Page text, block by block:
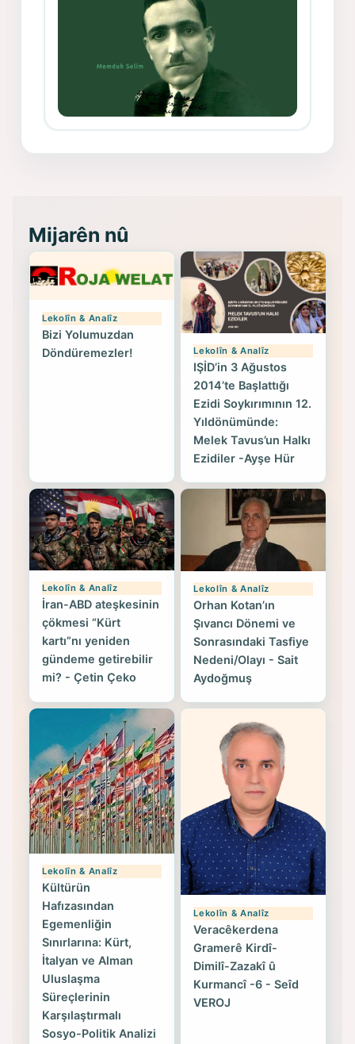
(Hoybun)’un Kuruluş Çalışmaları- 8
Mijarên nû
Lekolîn & Analîz
Bizi Yolumuzdan
Döndüremezler!
Lekolîn & Analîz
IŞİD’in 3 Ağustos
2014’te Başlattığı
Ezidi Soykırımının 12.
Yıldönümünde:
Melek Tavus’un Halkı
Ezidiler -Ayşe Hür
Lekolîn & Analîz
İran-ABD ateşkesinin
çökmesi “Kürt
kartı”nı yeniden
gündeme getirebilir
mi? - Çetin Çeko
Lekolîn & Analîz
Orhan Kotan’ın
Şıvancı Dönemi ve
Sonrasındaki Tasfiye
Nedeni/Olayı - Sait
Aydoğmuş
Lekolîn & Analîz
Kültürün
Hafızasından
Egemenliğin
Sınırlarına: Kürt,
İtalyan ve Alman
Uluslaşma
Süreçlerinin
Karşılaştırmalı
Sosyo-Politik Analizi
Lekolîn & Analîz
Veracêkerdena
Gramerê Kirdî-
Dimilî-Zazakî û
Kurmancî -6 - Seîd
VEROJ